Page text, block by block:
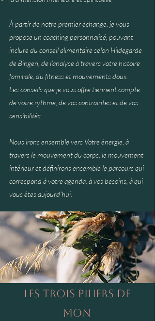
À partir de notre premier échange, je vous
propose un coaching personnalisé, pouvant
inclure du conseil alimentaire selon Hildegarde
de Bingen, de l'analyse à travers votre histoire
familiale, du fitness et mouvements doux.
Les conseils que je vous offre tiennent compte
de votre rythme, de vos contraintes et de vos
sensibilités.
Nous irons ensemble vers Votre énergie, à
travers le mouvement du corps, le mouvement
intérieur et définirons ensemble le parcours qui
correspond à votre agenda, à vos besoins, à qui
vous êtes aujourd'hui.
Les trois piliers de
mon